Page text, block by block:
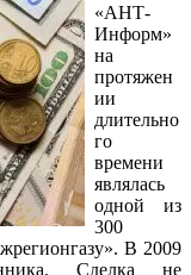
«АНТ-
Информ»
на
протяжен
ии
длительно
го
времени
являлась
одной из
300
В 2009
Сделка не